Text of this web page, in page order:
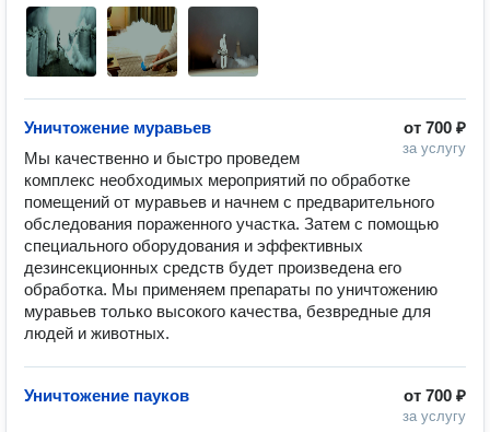
от 700 ₽
за услугу
Уничтожение муравьев
Мы качественно и быстро проведем
комплекс необходимых мероприятий по обработке
помещений от муравьев и начнем с предварительного
обследования пораженного участка. Затем с помощью
специального оборудования и эффективных
дезинсекционных средств будет произведена его
обработка. Мы применяем препараты по уничтожению
муравьев только высокого качества, безвредные для
людей и животных.
от 700 ₽
за услугу
Уничтожение пауков